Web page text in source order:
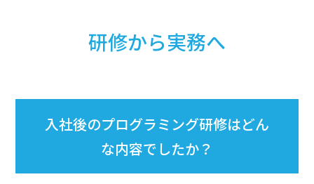
研修から実務へ
入社後のプログラミング研修はどん
な内容でしたか？